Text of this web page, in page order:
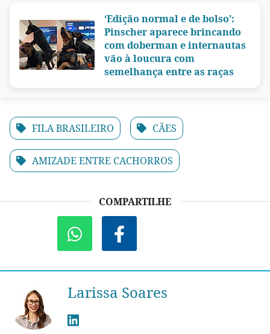
‘Edição normal e de bolso’:
Pinscher aparece brincando
com doberman e internautas
vão à loucura com
semelhança entre as raças
FILA BRASILEIRO CÃES
AMIZADE ENTRE CACHORROS
COMPARTILHE
Larissa Soares